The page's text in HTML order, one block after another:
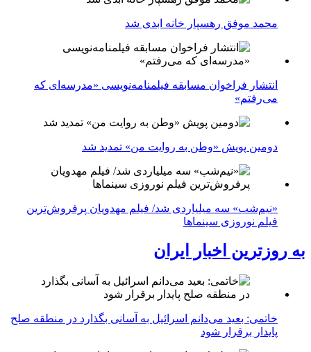
محمد موفق رهسپار خانه ابدی شد
انتشار فراخوان مسابقه فیلمنامه‌نویسی «مدرسه‌ای که
می‌رفتم»
دومین پویش «وطن به روایت من» تمدید شد
«نیم‌شب» سه میلیاردی شد/ فیلم مهدویان پرفروش‌ترین
فیلم نوروزی سینماها
به روزترین اخبار ایران
خاتمی: بعید می‌دانم اسرائیل به آسانی بگذارد در منطقه صلح
پایدار برقرار شود